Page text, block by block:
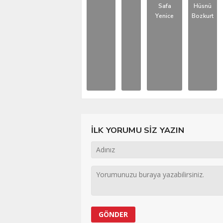
Safa
Yenice
Hüsnü
Bozkurt
İLK YORUMU SİZ YAZIN